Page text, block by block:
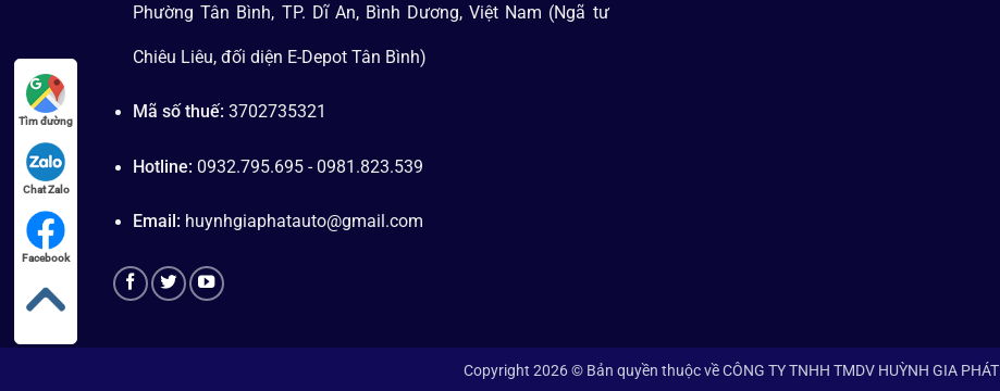
Phường Tân Bình, TP. Dĩ An, Bình Dương, Việt Nam (Ngã tư
Chiêu Liêu, đối diện E-Depot Tân Bình)
Mã số thuế:3702735321
Hotline: 0932.795.695 - 0981.823.539
Email: huynhgiaphatauto@gmail.com
Copyright 2026 © Bản quyền thuộc về CÔNG TY TNHH TMDV HUỲNH GIA PHÁT
Tìm đường
Chat Zalo
Facebook